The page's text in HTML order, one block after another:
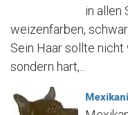
in allen
weizenfarben,
Sein Haar sollte
sondern hart,...